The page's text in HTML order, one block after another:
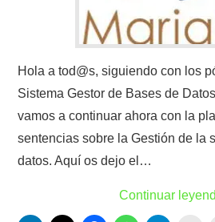
Hola a tod@s, siguiendo con los
Sistema Gestor de Bases de
vamos a continuar ahora con la
sentencias sobre la Gestión de la
datos. Aquí os dejo el…
Continuar